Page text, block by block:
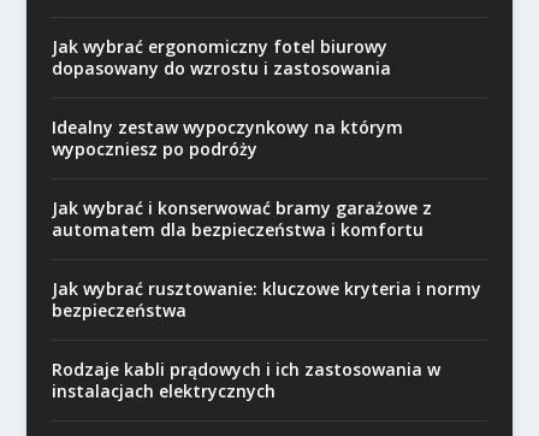
Jak wybrać ergonomiczny fotel biurowy
dopasowany do wzrostu i zastosowania
Idealny zestaw wypoczynkowy na którym
wypoczniesz po podróży
Jak wybrać i konserwować bramy garażowe z
automatem dla bezpieczeństwa i komfortu
Jak wybrać rusztowanie: kluczowe kryteria i normy
bezpieczeństwa
Rodzaje kabli prądowych i ich zastosowania w
instalacjach elektrycznych